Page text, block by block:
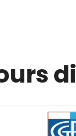
du cours